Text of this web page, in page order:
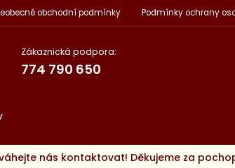
obchodní podmínky Podmínky ochrany
Zákaznická podpora:
774 790 650
nás kontaktovat! Děkujeme za